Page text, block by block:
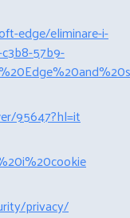
edge/eliminare-i-
57b9-
95647?hl=it
privacy/